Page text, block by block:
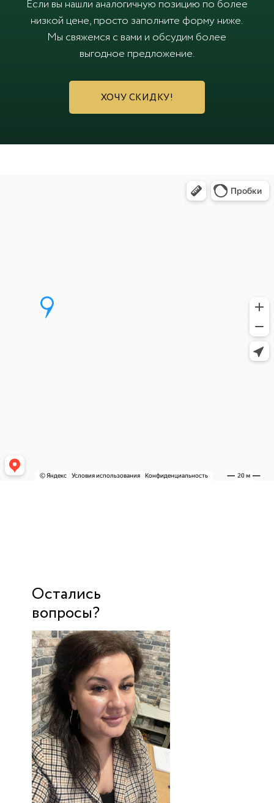
Если вы нашли аналогичную позицию по более
низкой цене, просто заполните форму ниже.
Мы свяжемся с вами и обсудим более
выгодное предложение.
ХОЧУ СКИДКУ!
Остались
вопросы?